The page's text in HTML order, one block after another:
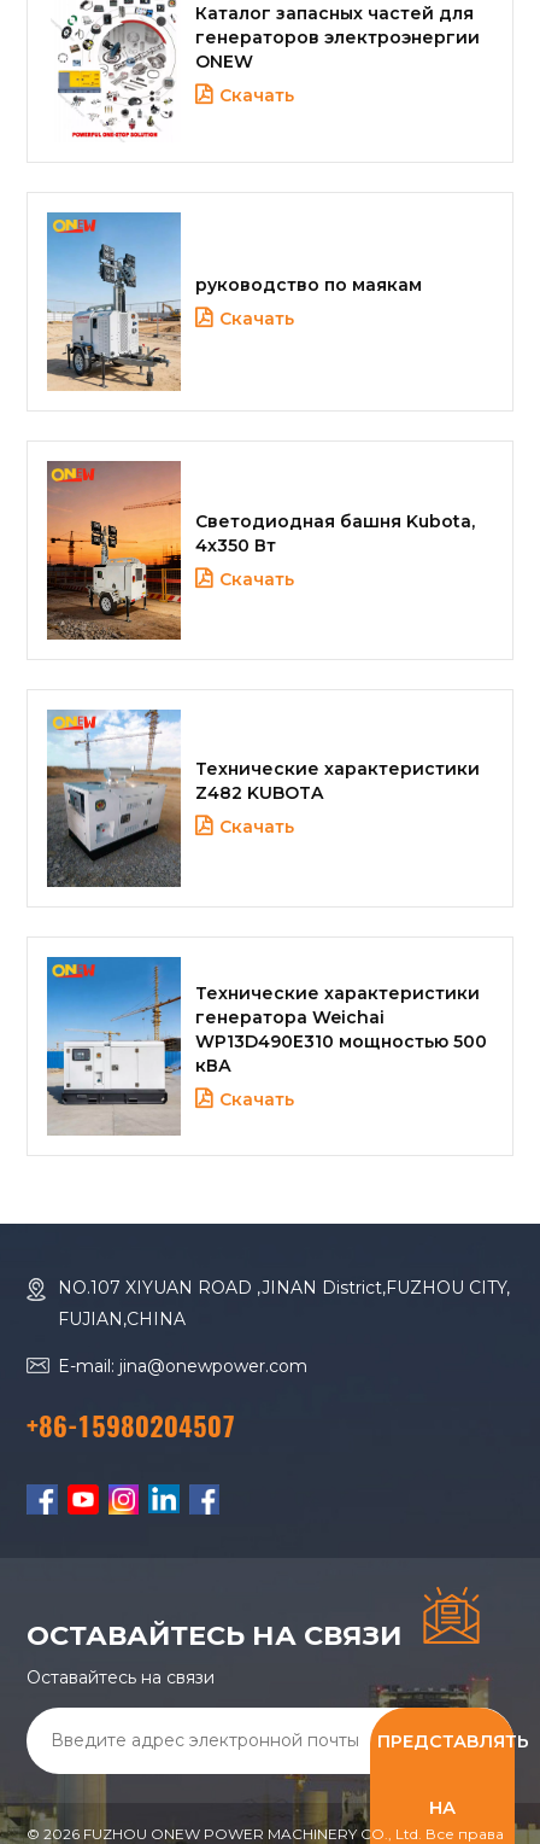
Каталог запасных частей для
генераторов электроэнергии
ONEW
Скачать
руководство по маякам
Скачать
Светодиодная башня Kubota,
4x350 Вт
Скачать
Технические характеристики
Z482 KUBOTA
Скачать
Технические характеристики
генератора Weichai
WP13D490E310 мощностью 500
кВА
Скачать
NO.107 XIYUAN ROAD ,JINAN District,FUZHOU CITY,
FUJIAN,CHINA
E-mail: jina@onewpower.com
+86-15980204507
ОСТАВАЙТЕСЬ НА СВЯЗИ
Оставайтесь на связи
ПРЕДСТАВЛЯТЬ
НА
© 2026 FUZHOU ONEW POWER MACHINERY CO., Ltd. Все права